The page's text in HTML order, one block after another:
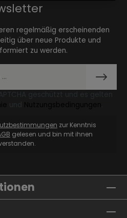
regelmäßig erscheinenden
über neue Produkte und
zu werden.
zur Kenntnis
gelesen und bin mit ihnen